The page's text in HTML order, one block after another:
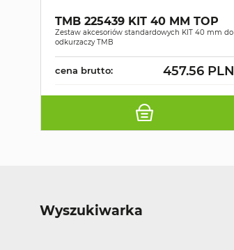
TMB 225439 KIT 40 MM TOP
Zestaw akcesoriów standardowych KIT 40 mm do
odkurzaczy TMB
cena brutto: 457.56 PLN
Wyszukiwarka